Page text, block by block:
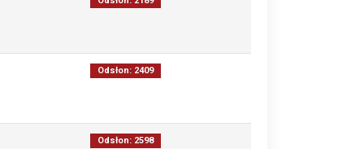
Odsłon: 2409
Odsłon: 2598